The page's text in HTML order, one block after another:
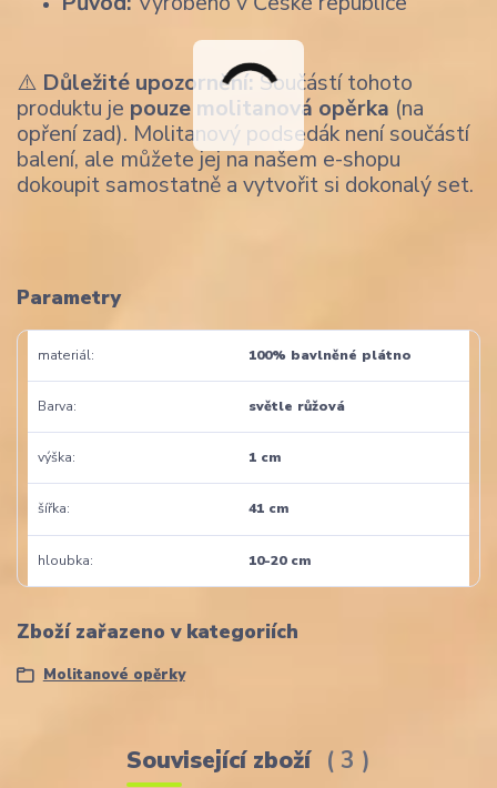
⚠️ Důležité upozornění: Součástí tohoto
produktu je pouze molitanová opěrka (na
opření zad). Molitanový podsedák není součástí
balení, ale můžete jej na našem e-shopu
dokoupit samostatně a vytvořit si dokonalý set.
Parametry
materiál 100% bavlněné plátno
Barva světle růžová
výška 1 cm
šířka 41 cm
hloubka 10-20 cm
Zboží zařazeno v kategoriích
Molitanové opěrky
Související zboží 3